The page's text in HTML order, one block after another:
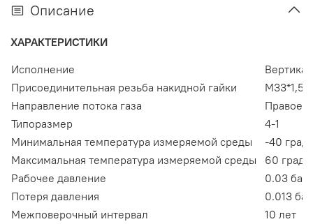
Описание
ХАРАКТЕРИСТИКИ
Исполнение
Присоединительная резьба накидной гайки
М33*1,5
Направление потока газа
Правое
Типоразмер
4-1
Минимальная температура измеряемой среды
-40 град.
Максимальная температура измеряемой среды
60 град.
Рабочее давление
0.03 бар
Потеря давления
0.013 бар
Межповерочный интервал
10 лет